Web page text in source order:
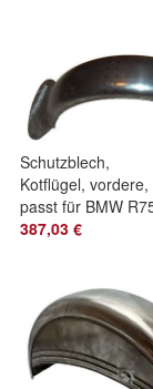
Schutzblech,
Kotflügel, vordere,
passt für BMW
Serie I, Ersatzteil
387,03 €